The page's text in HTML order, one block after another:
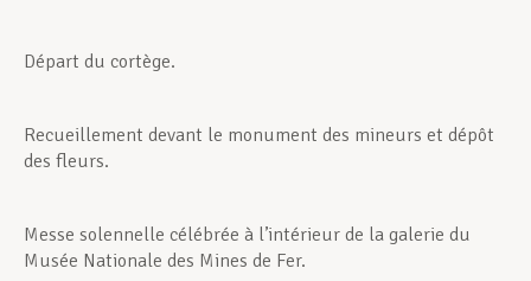
Départ du cortège.
Recueillement devant le monument des mineurs et dépôt
des fleurs.
Messe solennelle célébrée à l’intérieur de la galerie du
Musée Nationale des Mines de Fer.